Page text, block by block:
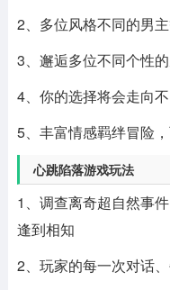
2、多位风格不同的男
3、邂逅多位不同个性
4、你的选择将会走向
5、丰富情感羁绊冒险
心跳陷落游戏玩法
1、调查离奇超自然事
逢到相知
2、玩家的每一次对话